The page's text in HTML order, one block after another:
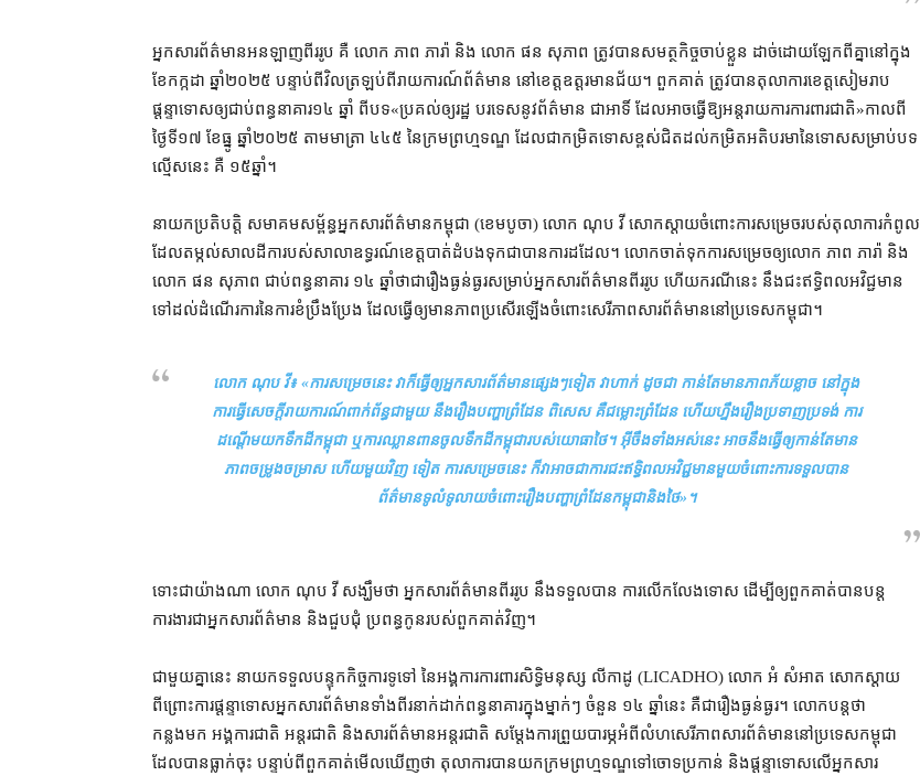
អ្នកសារព័ត៌មាន​អនឡាញ​ពីរ​រូប គឺ លោក ភាព ភារ៉ា និង លោក ផន សុភាព ត្រូវ​បាន​សមត្ថកិច្ច​ចាប់ខ្លួន ដាច់ដោយឡែក​ពី​គ្នា​នៅក្នុង​
ខែ​កក្កដា ឆ្នាំ​២០២៥ បន្ទាប់ពី​វិលត្រឡប់​ពី​រាយការណ៍​ព័ត៌មាន នៅ​ខេត្ត​ឧត្តរមានជ័យ​។ ពួកគាត់ ត្រូវ​បាន​តុលាការ​ខេត្តសៀមរាប
ផ្ដន្ទាទោស​ឲ្យ​ជាប់ពន្ធនាគារ​១៤ ឆ្នាំ ពី​បទ​«​ប្រគល់​ឲ្យ​រដ្ឋ បរទេស​នូវ​ព័ត៌មាន ជាអាទិ៍ ដែល​អាច​ធ្វើ​ឱ្យ​អន្តរាយ​ការ​ការពារ​ជាតិ​»​កាលពី​
ថ្ងៃទី​១៧ ខែធ្នូ ឆ្នាំ​២០២៥ តាម​មាត្រា ៤៤៥ នៃ​ក្រមព្រហ្មទណ្ឌ ដែល​ជា​កម្រិត​ទោស​ខ្ពស់​ជិត​ដល់​កម្រិត​អតិបរមា​នៃ​ទោស​សម្រាប់​បទ
ល្មើស​នេះ គឺ ១៥ឆ្នាំ។
នាយក​ប្រតិបត្តិ សមាគម​សម្ព័ន្ធ​អ្នកសារព័ត៌មាន​កម្ពុជា (​ខេមបូ​ចា) លោក ណុប វី សោកស្ដាយ​ចំពោះ​ការសម្រេច​របស់​តុលាការ​កំពូល
ដែល​តម្កល់​សាលដីកា​របស់​សាលាឧទ្ធរណ៍​ខេត្តបាត់ដំបង​ទុក​ជា​បានការ​ដដែល​។ លោក​ចាត់ទុក​ការសម្រេច​ឲ្យ​លោក ភាព ភារ៉ា និង​
លោក ផន សុភាព ជាប់​ពន្ធនាគារ ១៤ ឆ្នាំ​ថា​ជា​រឿង​ធ្ងន់ធ្ងរ​សម្រាប់​អ្នកសារព័ត៌មាន​ពីរ​រូប ហើយ​ករណីនេះ នឹង​ជះឥទ្ធិពល​អវិជ្ជមាន​
ទៅដល់​ដំណើរការ​នៃ​ការ​ខំ​ប្រឹងប្រែង ដែល​ធ្វើ​ឲ្យ​មាន​ភាព​ប្រសើ​រឡើង​ចំពោះ​សេរីភាព​សារព័ត៌​មាននៅ​ប្រទេស​កម្ពុជា។
លោក ណុប វី៖ «ការសម្រេច​នេះ វា​ក៏​ធ្វើ​ឲ្យ​អ្នកសារព័ត៌មាន​ផ្សេងៗ​ទៀត វា​ហាក់ ដូចជា កាន់​តែ​មាន​ភាព​ភ័យខ្លាច នៅ​ក្នុង​
ការ​ធ្វើ​សេចក្ដីរាយការណ៍​ពាក់ព័ន្ធ​ជាមួយ នឹង​រឿង​បញ្ហា​ព្រំដែន ពិសេស គឺ​ជម្លោះព្រំដែន ហើយ​ហ្នឹង​រឿង​ប្រទាញប្រទង់ ការ​
ដណ្ដើម​យក​ទឹកដី​កម្ពុជា ឬ​ការឈ្លានពាន​ចូល​ទឹកដី​កម្ពុជា​របស់​យោធា​ថៃ​។ អ៊ីចឹង​ទាំងអស់​នេះ អាច​នឹង​ធ្វើ​ឲ្យ​កាន់​តែ​មាន​
ភាព​ចម្រូងចម្រាស ហើយ​មួយ​វិញ ទៀត ការសម្រេច​នេះ ក៏​វា​អាច​ជា​ការ​ជះឥទ្ធិពល​អវិជ្ជមាន​មួយ​ចំពោះ​ការ​ទទួល​បាន​
ព័ត៌មាន​ទូលំទូលាយ​ចំពោះ​រឿង​បញ្ហា​ព្រំដែន​កម្ពុជា​និង​ថៃ»។
ទោះជា​យ៉ាងណា លោក ណុប វី សង្ឃឹមថា អ្នកសារព័ត៌មាន​ពីរ​រូប នឹង​ទទួល​បាន ការ​លើកលែងទោស ដើម្បី​ឲ្យ​ពួកគាត់​បាន​បន្ត​
ការងា​រ​ជា​អ្នកសារព័ត៌មាន និង​ជួបជុំ ប្រពន្ធ​កូន​របស់​ពួកគាត់​វិញ។
ជាមួយគ្នា​នេះ នាយក​ទទួលបន្ទុក​កិច្ចការ​ទូទៅ នៃ​អង្គការ​ការពារ​សិទ្ធិមនុស្ស លីកាដូ (LICADHO) លោក អំ សំអាត សោកស្ដាយ
ពីព្រោះ​ការ​ផ្ដន្ទាទោស​អ្នកសារព័ត៌មាន​ទាំងពីរ​នាក់​ដាក់​ពន្ធនាគារ​ក្នុង​ម្នាក់ៗ ចំនួន ១៤ ឆ្នាំនេះ គឺជា​រឿង​ធ្ងន់ធ្ងរ​។ លោក​បន្ត​ថា
កន្លងមក អង្គការ​ជាតិ អន្តរជាតិ និង​សារព័ត៌មាន​អន្តរជាតិ សម្ដែង​ការ​ព្រួយបារម្ភ​អំពី​លំហ​សេរីភាព​សារព័ត៌​មាននៅ​ប្រទេស​កម្ពុជា
ដែល​បាន​ធ្លាក់ចុះ បន្ទាប់ពី​ពួកគាត់​មើលឃើញ​ថា តុលាការ​បាន​យក​ក្រមព្រហ្មទណ្ឌ​ទៅ​ចោទប្រកាន់ និង​ផ្ដន្ទាទោស​លើ​អ្នកសារ